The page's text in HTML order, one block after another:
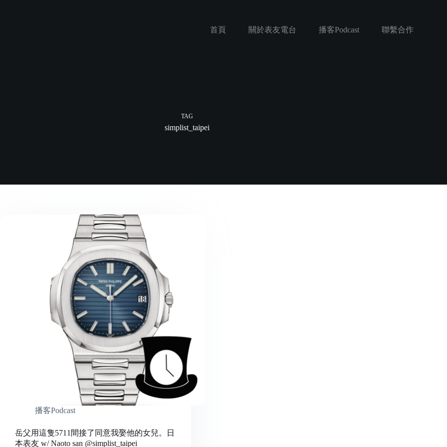
首頁
關於表友電台 播客Podcast 聯繫合作
TAG
simplist_taipei
播客Podcast
岳父用這隻5711間接了同意我娶他的女兒。日
本表友 w/ Naoto san @simplist_taipei